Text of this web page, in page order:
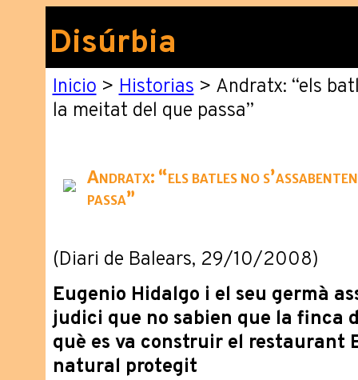
Disúrbia
Inicio>Historias> Andratx: “els
la meitat del que passa”
Andratx: “els batles no
passa”
(Diari de Balears, 29/10/2008)
Eugenio Hidalgo i el seu germà
judici que no sabien que la finca
què es va construir el restaurant
natural protegit